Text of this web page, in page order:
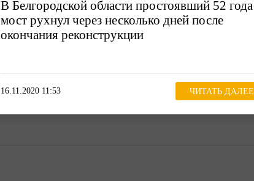
В Белгородской области простоявший 52 года
мост рухнул через несколько дней после
окончания реконструкции
16.11.2020 11:53 ЧИТАТЬ ДАЛЕЕ